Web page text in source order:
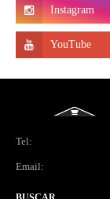
Tel:
Email: